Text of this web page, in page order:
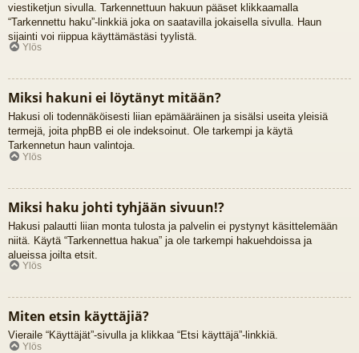
viestiketjun sivulla. Tarkennettuun hakuun pääset klikkaamalla
“Tarkennettu haku”-linkkiä joka on saatavilla jokaisella sivulla. Haun
sijainti voi riippua käyttämästäsi tyylistä.
Ylös
Miksi hakuni ei löytänyt mitään?
Hakusi oli todennäköisesti liian epämääräinen ja sisälsi useita yleisiä
termejä, joita phpBB ei ole indeksoinut. Ole tarkempi ja käytä
Tarkennetun haun valintoja.
Ylös
Miksi haku johti tyhjään sivuun!?
Hakusi palautti liian monta tulosta ja palvelin ei pystynyt käsittelemään
niitä. Käytä “Tarkennettua hakua” ja ole tarkempi hakuehdoissa ja
alueissa joilta etsit.
Ylös
Miten etsin käyttäjiä?
Vieraile “Käyttäjät”-sivulla ja klikkaa “Etsi käyttäjä”-linkkiä.
Ylös